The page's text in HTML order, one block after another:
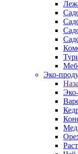
Эко-
Мед